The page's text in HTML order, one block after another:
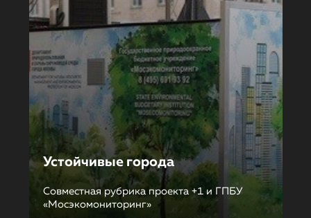
Устойчивые города
Совместная рубрика проекта +1 и ГПБУ
«Мосэкомониторинг»